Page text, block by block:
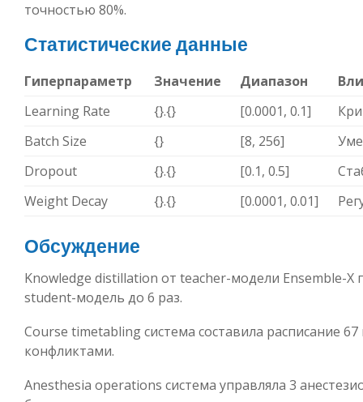
точностью 80%.
Статистические данные
Гиперпараметр Значение Диапазон
Learning Rate
{}.{} [0.0001, 0.1]
Batch Size
{} [8, 256]
Dropout
{}.{} [0.1, 0.5]
Weight Decay
{}.{} [0.0001, 0.01]
Обсуждение
Knowledge distillation от teacher-модели Ensemble-X
student-модель до 6 раз.
Course timetabling система составила расписание 67
конфликтами.
Anesthesia operations система управляла 3